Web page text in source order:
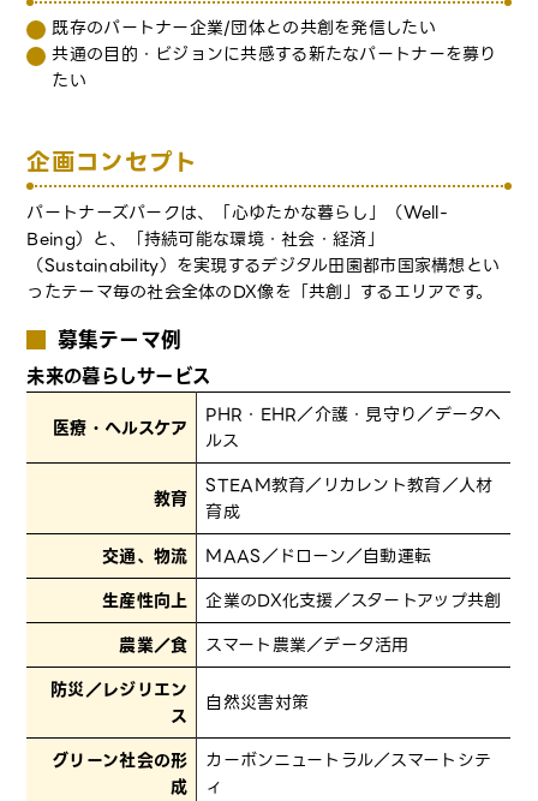
既存のパートナー企業/団体との共創を発信したい
共通の目的・ビジョンに共感する新たなパートナーを募り
たい
企画コンセプト
パートナーズパークは、「心ゆたかな暮らし」（Well-
Being）と、「持続可能な環境・社会・経済」
（Sustainability）を実現するデジタル田園都市国家構想とい
ったテーマ毎の社会全体のDX像を「共創」するエリアです。
募集テーマ例
未来の暮らしサービス
医療・ヘルスケア
PHR・EHR／介護・見守り／データヘ
ルス
教育
STEAM教育／リカレント教育／人材
育成
交通、物流
MAAS／ドローン／自動運転
生産性向上
企業のDX化支援／スタートアップ共創
農業／食
スマート農業／データ活用
防災／レジリエン
ス
自然災害対策
グリーン社会の形
成
カーボンニュートラル／スマートシテ
ィ